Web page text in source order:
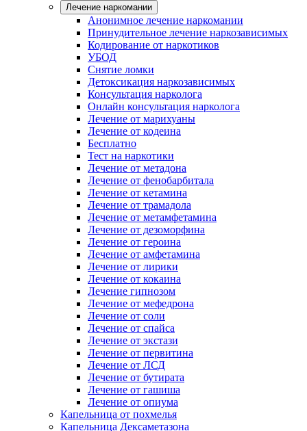
Лечение наркомании
Анонимное лечение наркомании
Принудительное лечение наркозависимых
Кодирование от наркотиков
УБОД
Снятие ломки
Детоксикация наркозависимых
Консультация нарколога
Онлайн консультация нарколога
Лечение от марихуаны
Лечение от кодеина
Бесплатно
Тест на наркотики
Лечение от метадона
Лечение от фенобарбитала
Лечение от кетамина
Лечение от трамадола
Лечение от метамфетамина
Лечение от дезоморфина
Лечение от героина
Лечение от амфетамина
Лечение от лирики
Лечение от кокаина
Лечение гипнозом
Лечение от мефедрона
Лечение от соли
Лечение от спайса
Лечение от экстази
Лечение от первитина
Лечение от ЛСД
Лечение от бутирата
Лечение от гашиша
Лечение от опиума
Капельница от похмелья
Капельница Дексаметазона